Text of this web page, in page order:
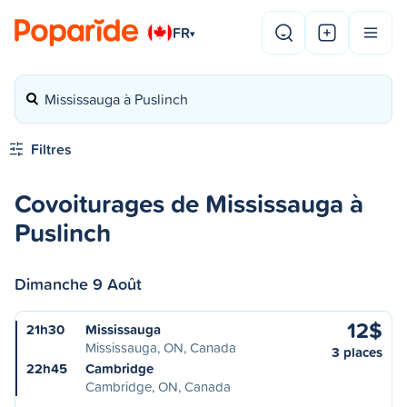
FR▾
Mississauga à Puslinch
Filtres
Covoiturages de Mississauga à
Puslinch
Dimanche 9 Août
21h30
Mississauga
Mississauga, ON, Canada
22h45
Cambridge
Cambridge, ON, Canada
12$
3 places